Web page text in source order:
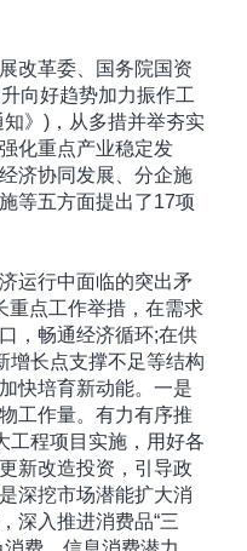
革委、国务院国资
向好趋势加力振作工
》)，从多措并举夯实
化重点产业稳定发
济协同发展、分企施
等五方面提出了17项
行中面临的突出矛
重点工作举措，在需求
，畅通经济循环;在供
增长点支撑不足等结构
快培育新动能。一是
工作量。有力有序推
工程项目实施，用好各
新改造投资，引导政
深挖市场潜能扩大消
深入推进消费品“三